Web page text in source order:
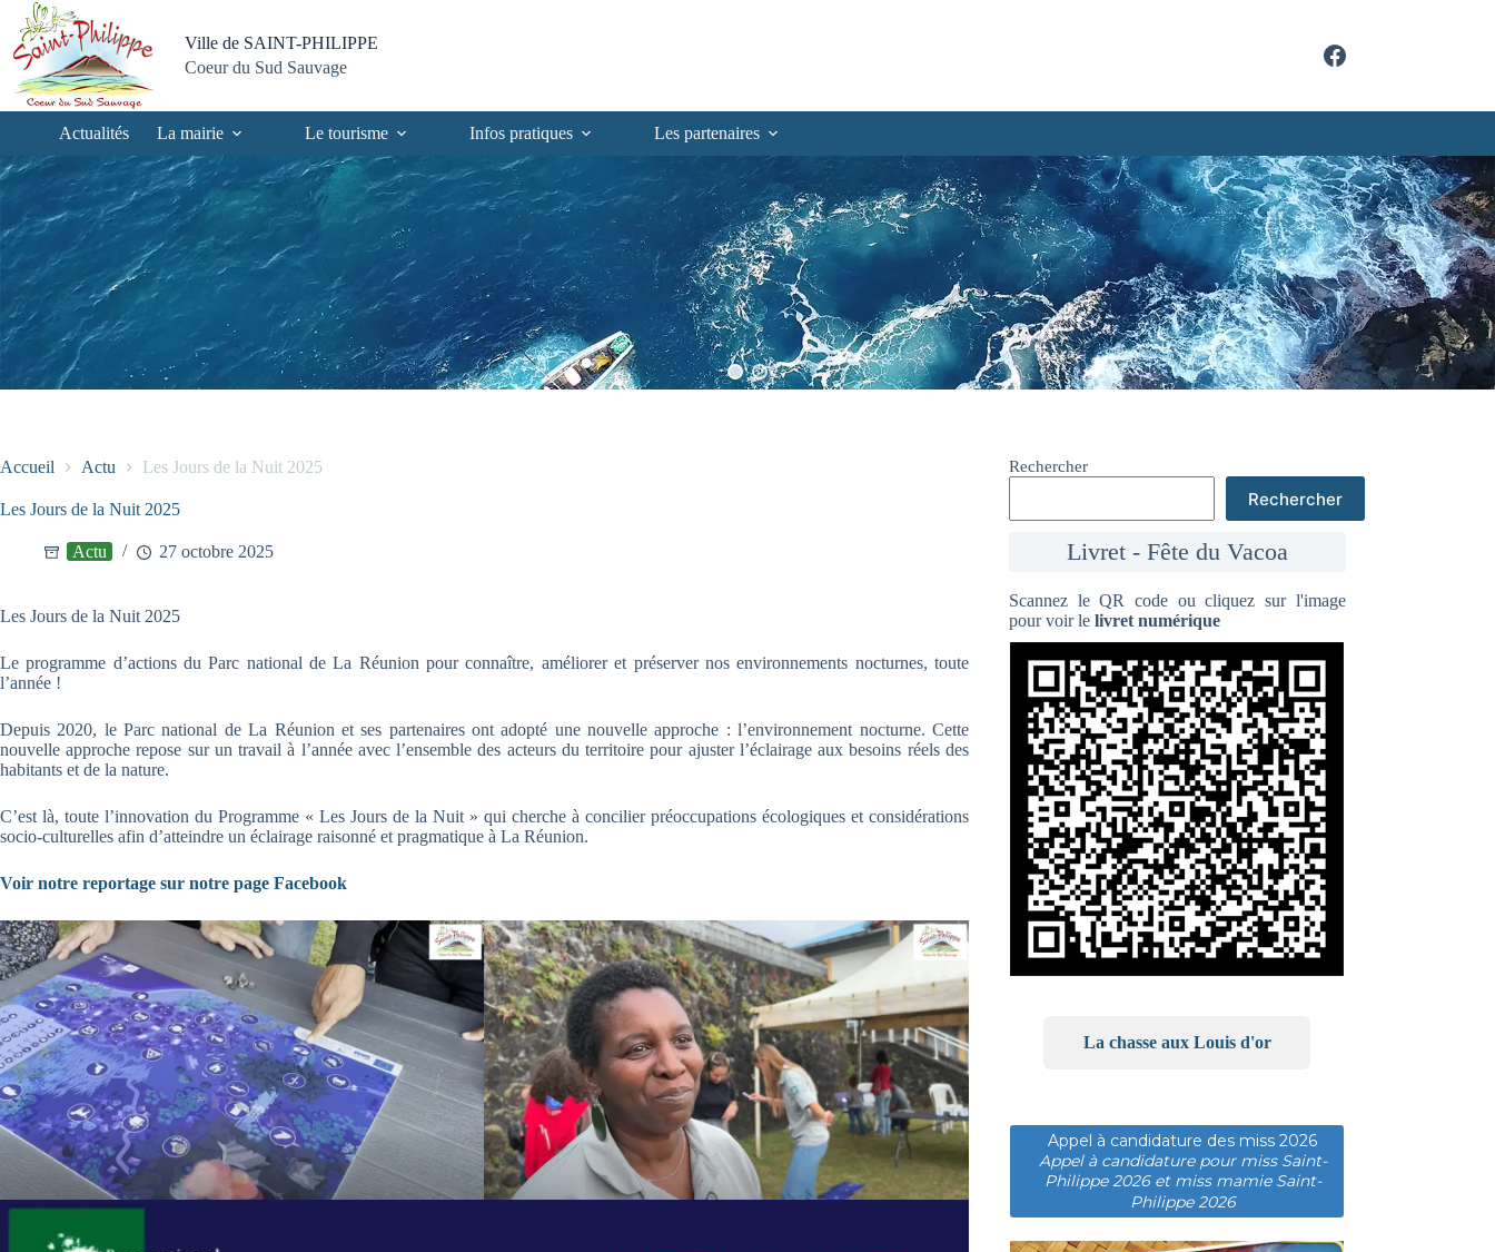
Passer
contenu
Passer
menu
Aller
recherche
Aller
pied
page
Ville de SAINT-PHILIPPE
Coeur du Sud Sauvage
Actualités La mairie Le tourisme Infos pratiques Les partenaires
Accueil Actu Les Jours de la Nuit 2025
Les Jours de la Nuit 2025
Actu 27 octobre 2025
Les Jours de la Nuit 2025
Le programme d’actions du Parc national de La Réunion pour connaître, améliorer et préserver nos environnements nocturnes, toute
l’année !
Depuis 2020, le Parc national de La Réunion et ses partenaires ont adopté une nouvelle approche : l’environnement nocturne. Cette
nouvelle approche repose sur un travail à l’année avec l’ensemble des acteurs du territoire pour ajuster l’éclairage aux besoins réels des
habitants et de la nature.
C’est là, toute l’innovation du Programme « Les Jours de la Nuit » qui cherche à concilier préoccupations écologiques et considérations
socio-culturelles afin d’atteindre un éclairage raisonné et pragmatique à La Réunion.
Voir notre reportage sur notre page Facebook
Rechercher
Rechercher
Livret - Fête du Vacoa
Scannez le QR code ou cliquez sur l'image
pour voir lelivret numérique
La chasse aux Louis d'or
Appel à candidature des miss 2026
Appel à candidature pour miss Saint-
Philippe 2026 et miss mamie Saint-
Philippe 2026